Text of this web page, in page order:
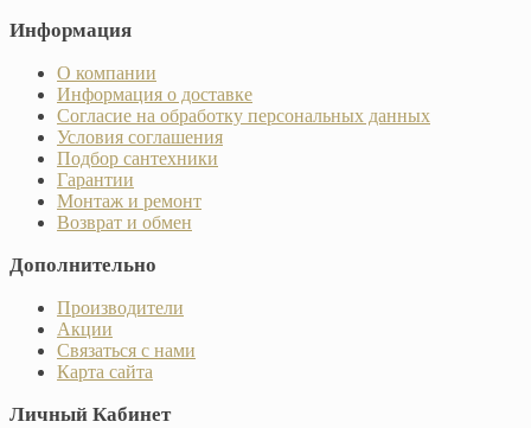
Информация
О компании
Информация о доставке
Согласие на обработку персональных данных
Условия соглашения
Подбор сантехники
Гарантии
Монтаж и ремонт
Возврат и обмен
Дополнительно
Производители
Акции
Связаться с нами
Карта сайта
Личный Кабинет